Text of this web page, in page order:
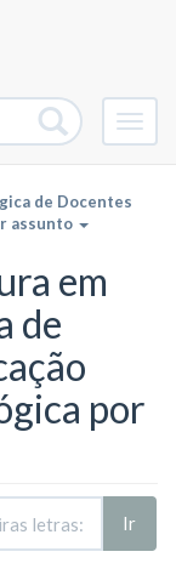
de Docentes
assunto
em
de
por
Ir